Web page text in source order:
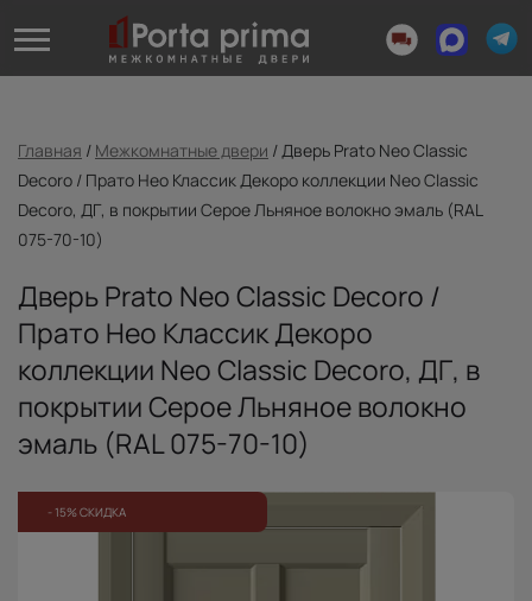
Главная / Межкомнатные двери /Дверь Prato Neo Classic
Decoro / Прато Нео Классик Декоро коллекции Neo Classic
Decoro, ДГ, в покрытии Серое Льняное волокно эмаль (RAL
075-70-10)
Дверь Prato Neo Classic Decoro /
Прато Нео Классик Декоро
коллекции Neo Classic Decoro, ДГ, в
покрытии Серое Льняное волокно
эмаль (RAL 075-70-10)
- 15% СКИДКА